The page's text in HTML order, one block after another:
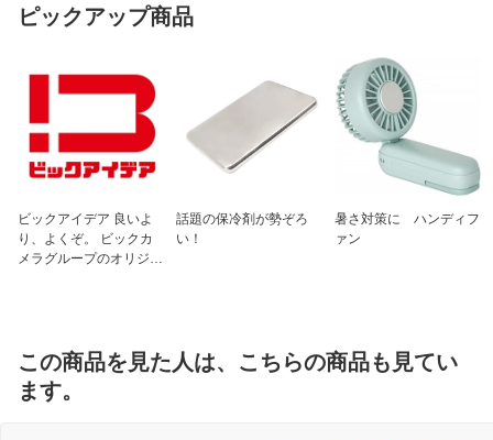
ピックアップ商品
ビックアイデア 良いよ
り、よくぞ。 ビックカ
メラグループのオリジナ
話題の保冷剤が勢ぞろ
い！
暑さ対策に ハンディフ
ァン
この商品を見た人は、こちらの商品も見てい
ます。